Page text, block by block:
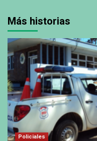
Más historias
Policiales